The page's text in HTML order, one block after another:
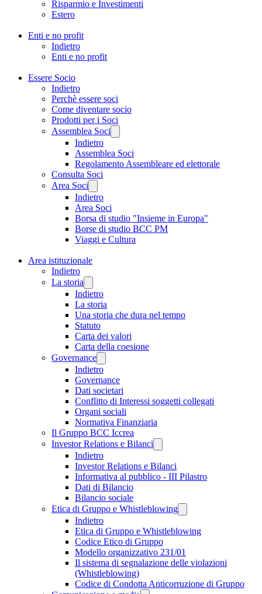
Risparmio e Investimenti
Estero
Enti e no profit
Indietro
Enti e no profit
Essere Socio
Indietro
Perchè essere soci
Come diventare socio
Prodotti per i Soci
Assemblea Soci
Indietro
Assemblea Soci
Regolamento Assembleare ed elettorale
Consulta Soci
Area Soci
Indietro
Area Soci
Borsa di studio "Insieme in Europa"
Borse di studio BCC PM
Viaggi e Cultura
Area istituzionale
Indietro
La storia
Indietro
La storia
Una storia che dura nel tempo
Statuto
Carta dei valori
Carta della coesione
Governance
Indietro
Governance
Dati societari
Conflitto di Interessi soggetti collegati
Organi sociali
Normativa Finanziaria
Il Gruppo BCC Iccrea
Investor Relations e Bilanci
Indietro
Investor Relations e Bilanci
Informativa al pubblico - III Pilastro
Dati di Bilancio
Bilancio sociale
Etica di Gruppo e Whistleblowing
Indietro
Etica di Gruppo e Whistleblowing
Codice Etico di Gruppo
Modello organizzativo 231/01
Il sistema di segnalazione delle violazioni
(Whistleblowing)
Codice di Condotta Anticorruzione di Gruppo